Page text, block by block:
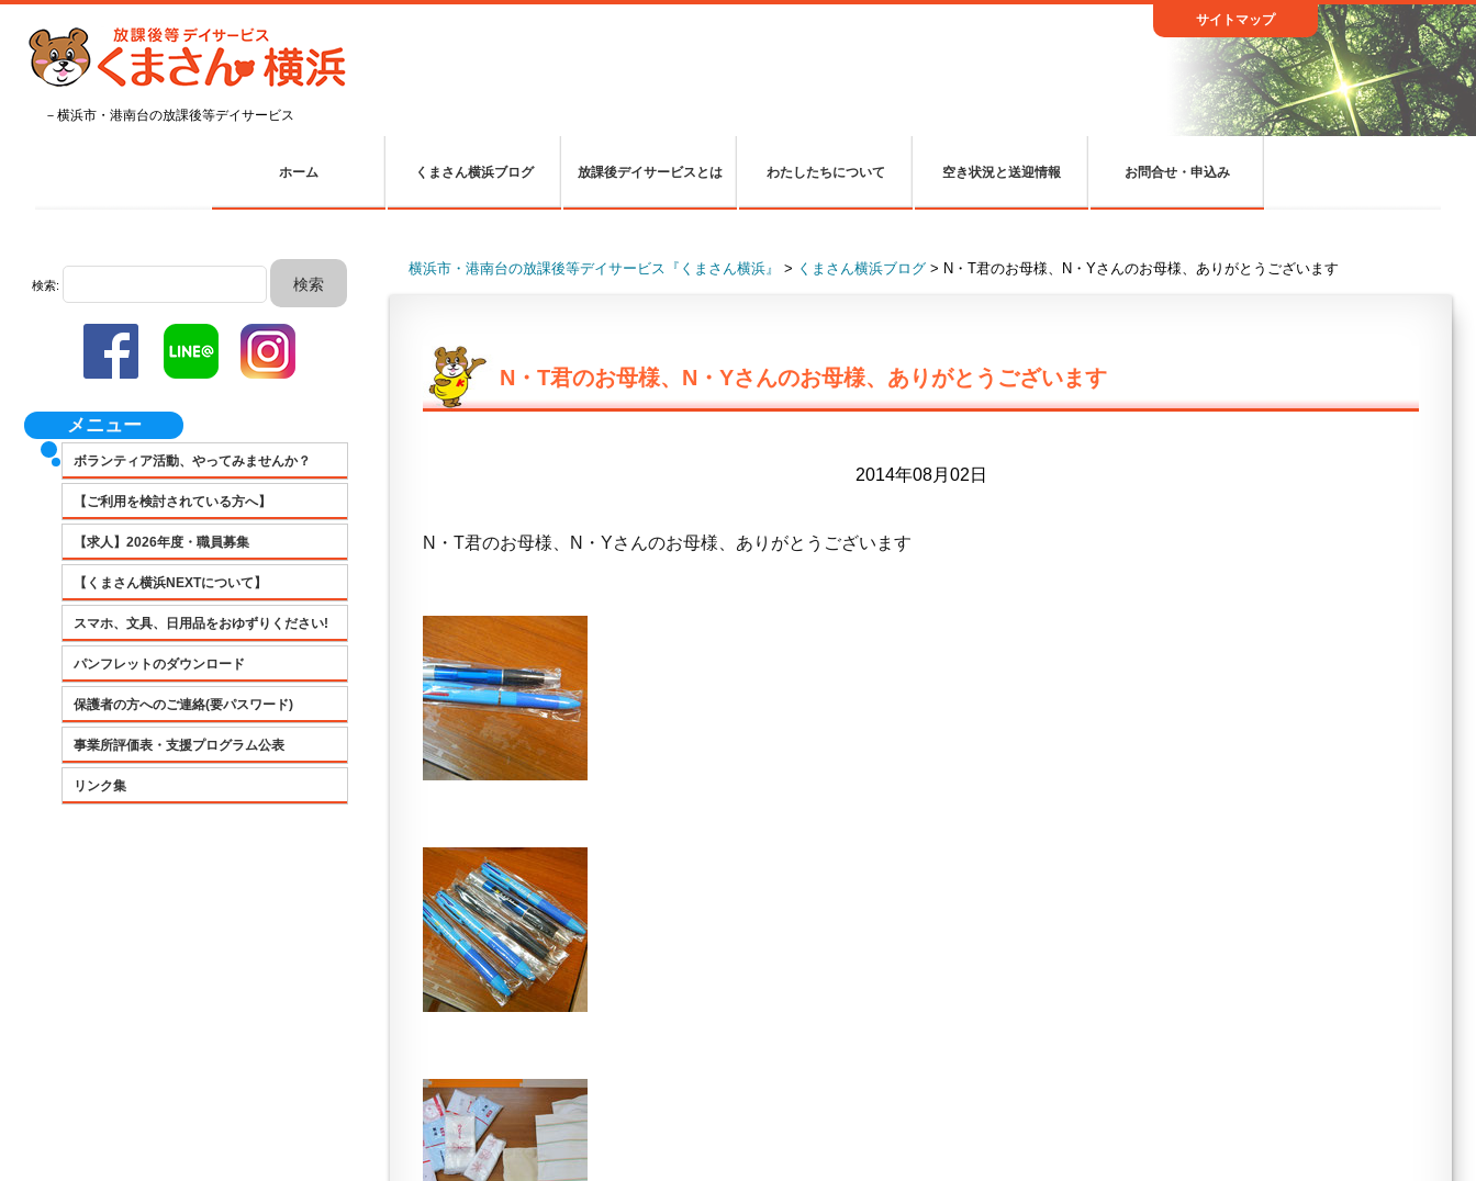
サイトマップ
－横浜市・港南台の放課後等デイサービス
ホーム くまさん横浜ブログ 放課後デイサービスとは わたしたちについて 空き状況と送迎情報 お問合せ・申込み
検索:
メニュー
ボランティア活動、やってみませんか？
【ご利用を検討されている方へ】
【求人】2026年度・職員募集
【くまさん横浜NEXTについて】
スマホ、文具、日用品をおゆずりください!
パンフレットのダウンロード
保護者の方へのご連絡(要パスワード)
事業所評価表・支援プログラム公表
リンク集
横浜市・港南台の放課後等デイサービス『くまさん横浜』 > くまさん横浜ブログ > N・T君のお母様、N・Yさんのお母様、ありがとうございます
N・T君のお母様、N・Yさんのお母様、ありがとうございます
2014年08月02日
N・T君のお母様、N・Yさんのお母様、ありがとうございます